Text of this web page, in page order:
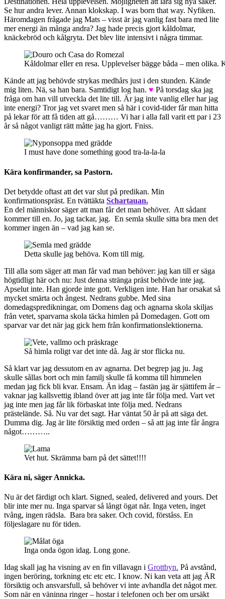
Se hur andra lever. Annan klokskap. I was born that way. Nyfiken.
Häromdagen frågade jag Mats – visst är jag vanlig fast bara med lite
mer energi än många andra? Jag hade precis gjort kåldolmar,
knäckebröd och kålgryta. Det blev lite intensivt i några timmar.
Kåldolmar eller en resa. Upplevelser bägge båda – men
Kände att jag behövde strykas medhårs just i den stunden. Kände
mig liten. Nä, sa han bara. Samtidigt log han. ♥ På torsdag ska jag
fråga om han vill utveckla det lite till. Är jag inte vanlig eller har jag
inte energi? Tror jag vet svaret men så här i covid-tider får man hitta
på lekar för att få tiden att gå……… Vi har i alla fall varit ett par i 23
år så något vanligt rätt måtte jag ha gjort. Fniss.
I must have done something good tra-la-la-la
Kära konfirmander, sa Pastorn.
Det betydde oftast att det var slut på predikan. Min
konfirmationspräst. En tvättäkta Schartauan.
En del människor säger att man får det man behöver. Att sådant
kommer till en. Jo, jag tackar, jag. En semla skulle sitta bra men det
kommer ingen än – vad jag kan se.
Detta skulle jag behöva. Kom till mig.
Till alla som säger att man får vad man behöver: jag kan till er säga
högtidligt här och nu: Just denna stränga präst behövde inte jag.
Apselut inte. Han gjorde inte gott. Verkligen inte. Han har orsakat så
mycket smärta och ångest. Nedrans gubbe. Med sina
domedagspredikningar, om Domens dag och agnarna skola skiljas
från vetet, sparvarna skola täcka himlen på Domedagen. Gott om
sparvar var det när jag gick hem från konfirmationslektionerna.
Så himla roligt var det inte då. Jag är stor flicka nu.
Så klart var jag dessutom en av agnarna. Det begrep jag ju. Jag
skulle sållas bort och min familj skulle få komma till himmelen
medan jag fick bli kvar. Ensam. Än idag – fastän jag är sjättifem år –
vaknar jag kallsvettig ibland över att jag inte får följa med. Vart vet
jag inte men jag får lik förbaskat inte följa med. Nedrans
prästelände. Så. Nu var det sagt. Har väntat 50 år på att säga det.
Dumma dig. Jag är lite försiktig med orden – så att jag inte får ångra
något………..
Vet hut. Skrämma barn på det sättet!!!!
Kära ni, säger Annicka.
Nu är det färdigt och klart. Signed, sealed, delivered and yours. Det
blir inte mer nu. Inga sparvar så långt ögat når. Inga veten, inget
tvång, ingen rädsla. Bara bra saker. Och covid, förståss. En
följeslagare nu för tiden.
Inga onda ögon idag. Long gone.
Idag skall jag ha visning av en fin villavagn i Grottbyn. På avstånd,
ingen beröring, torkning etc etc etc. I know. Ni kan veta att jag ÄR
försiktig och ansvarsfull, så behöver vi inte avhandla det något mer.
Som när en väninna ringer – hostar i telefonen och ber om ursäkt